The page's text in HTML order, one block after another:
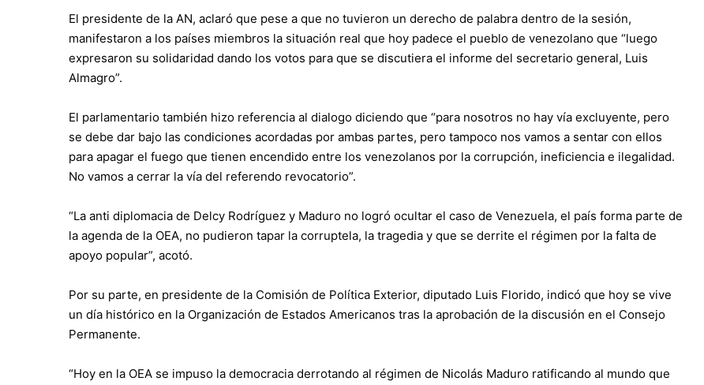
El presidente de la AN, aclaró que pese a que no tuvieron un derecho de palabra dentro de la sesión,
manifestaron a los países miembros la situación real que hoy padece el pueblo de venezolano que “luego
expresaron su solidaridad dando los votos para que se discutiera el informe del secretario general, Luis
Almagro”.
El parlamentario también hizo referencia al dialogo diciendo que “para nosotros no hay vía excluyente, pero
se debe dar bajo las condiciones acordadas por ambas partes, pero tampoco nos vamos a sentar con ellos
para apagar el fuego que tienen encendido entre los venezolanos por la corrupción, ineficiencia e ilegalidad.
No vamos a cerrar la vía del referendo revocatorio”.
“La anti diplomacia de Delcy Rodríguez y Maduro no logró ocultar el caso de Venezuela, el país forma parte de
la agenda de la OEA, no pudieron tapar la corruptela, la tragedia y que se derrite el régimen por la falta de
apoyo popular”, acotó.
Por su parte, en presidente de la Comisión de Política Exterior, diputado Luis Florido, indicó que hoy se vive
un día histórico en la Organización de Estados Americanos tras la aprobación de la discusión en el Consejo
Permanente.
“Hoy en la OEA se impuso la democracia derrotando al régimen de Nicolás Maduro ratificando al mundo que